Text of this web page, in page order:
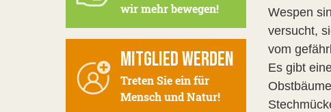
Wespen
versucht,
vom
Es gibt
wir mehr bewegen!
MITGLIED WERDEN
Treten Sie ein für
Mensch und Natur!